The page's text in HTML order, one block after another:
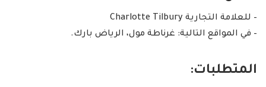
– للعلامة التجارية Charlotte Tilbury
– في المواقع التالية: غرناطة مول، الرياض بارك.
المتطلبات: